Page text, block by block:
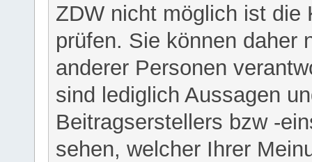
ZDW nicht möglich ist die
prüfen. Sie können daher
anderer Personen
sind lediglich Aussagen
Beitragserstellers bzw -
sehen, welcher Ihrer